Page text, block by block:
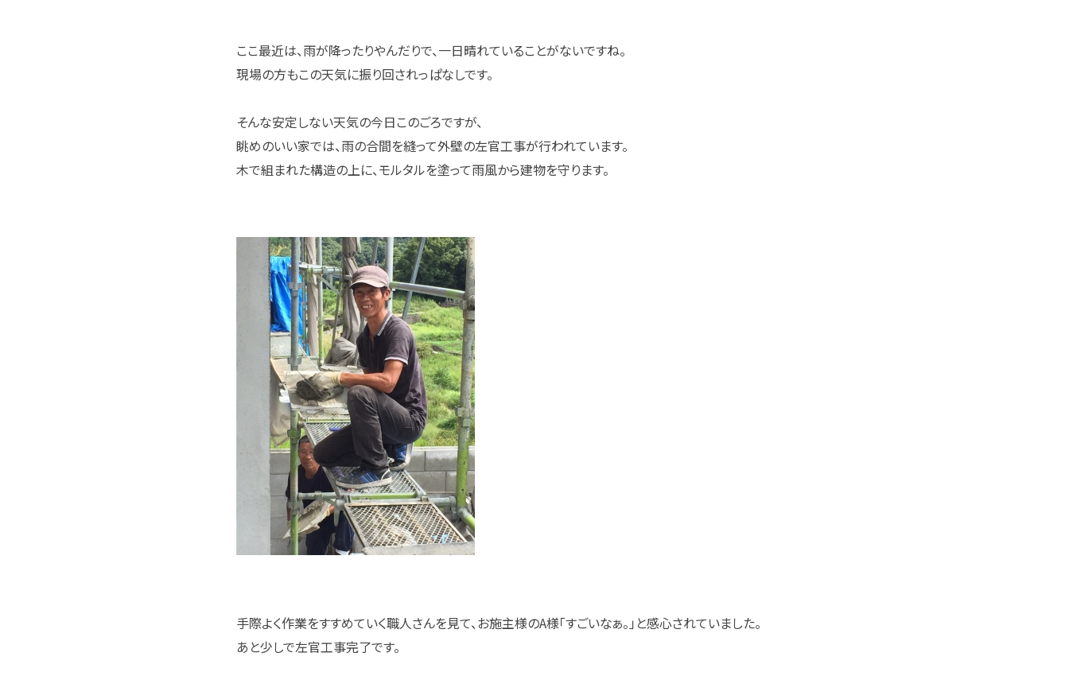
ここ最近は、雨が降ったりやんだりで、一日晴れていることがないですね。
現場の方もこの天気に振り回されっぱなしです。
そんな安定しない天気の今日このごろですが、
眺めのいい家では、雨の合間を縫って外壁の左官工事が行われています。
木で組まれた構造の上に、モルタルを塗って雨風から建物を守ります。
手際よく作業をすすめていく職人さんを見て、お施主様のA様「すごいなぁ。」と感心されていました。
あと少しで左官工事完了です。